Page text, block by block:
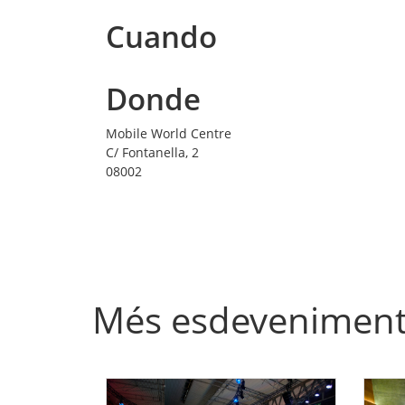
Cuando
Donde
Mobile World Centre
C/ Fontanella, 2
08002
Més